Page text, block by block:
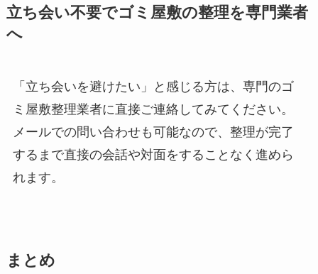
立ち会い不要でゴミ屋敷の整理を専門業者
へ
「立ち会いを避けたい」と感じる方は、専門のゴ
ミ屋敷整理業者に直接ご連絡してみてください。
メールでの問い合わせも可能なので、整理が完了
するまで直接の会話や対面をすることなく進めら
れます。
まとめ